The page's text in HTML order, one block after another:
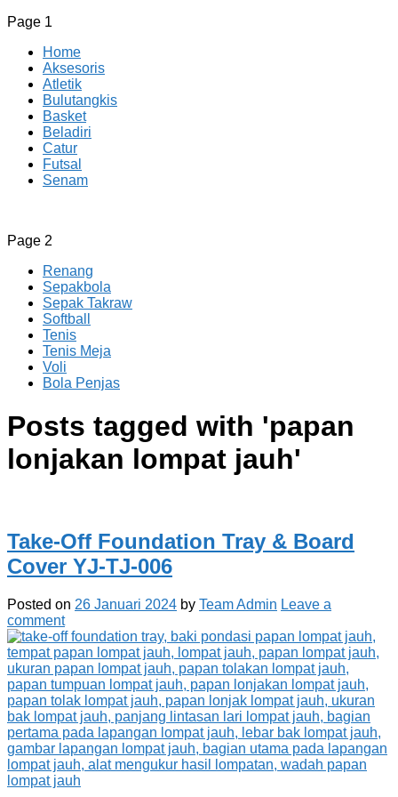
Page 1
Home
Aksesoris
Atletik
Bulutangkis
Basket
Beladiri
Catur
Futsal
Senam
CV JAYA BERSAMA Co Id
Menyediakan Semua Perlengkapan Olahraga Yang
Page 2
Renang
Sepakbola
Sepak Takraw
Softball
Tenis
Tenis Meja
Voli
Bola Penjas
Posts tagged with 'papan
lonjakan lompat jauh'
Take-Off Foundation Tray & Board
Cover YJ-TJ-006
Posted on 26 Januari 2024 by Team Admin Leave a
comment